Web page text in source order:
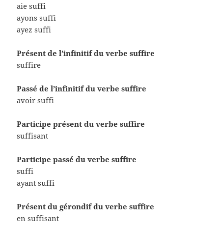
aie suffi
ayons suffi
ayez suffi
Présent de l’infinitif du verbe suffire
suffire
Passé de l’infinitif du verbe suffire
avoir suffi
Participe présent du verbe suffire
suffisant
Participe passé du verbe suffire
suffi
ayant suffi
Présent du gérondif du verbe suffire
en suffisant